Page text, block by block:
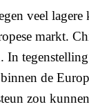
veel lagere
markt.
In
de
zou